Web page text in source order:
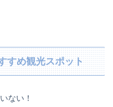
すめ観光スポット
ない！